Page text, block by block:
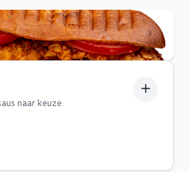
naar keuze.